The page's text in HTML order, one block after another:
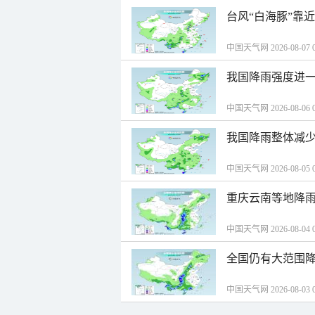
台风“白海豚”靠
中国天气网 2026-08-07
我国降雨强度进
中国天气网 2026-08-06
我国降雨整体减
中国天气网 2026-08-05
重庆云南等地降
中国天气网 2026-08-04
全国仍有大范围
中国天气网 2026-08-03